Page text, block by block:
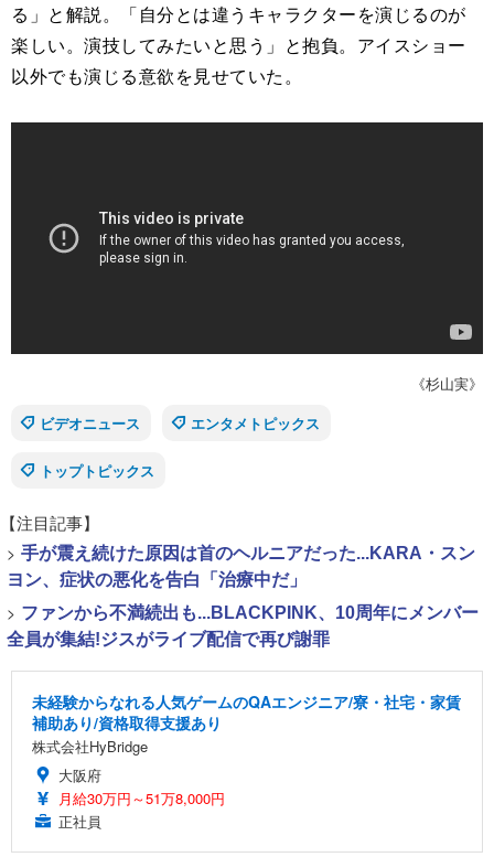
る」と解説。「自分とは違うキャラクターを演じるのが
楽しい。演技してみたいと思う」と抱負。アイスショー
以外でも演じる意欲を見せていた。
《杉山実》
ビデオニュース
エンタメトピックス
トップトピックス
【注目記事】
> 手が震え続けた原因は首のヘルニアだった...KARA・スン
ヨン、症状の悪化を告白「治療中だ」
> ファンから不満続出も...BLACKPINK、10周年にメンバー
全員が集結!ジスがライブ配信で再び謝罪
未経験からなれる人気ゲームのQAエンジニア/寮・社宅・家賃
補助あり/資格取得支援あり
株式会社HyBridge
大阪府
月給30万円～51万8,000円
正社員